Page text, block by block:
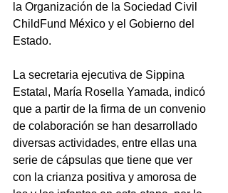
la Organización de la Sociedad Civil
ChildFund México y el Gobierno del
Estado.
La secretaria ejecutiva de Sippina
Estatal, María Rosella Yamada, indicó
que a partir de la firma de un convenio
de colaboración se han desarrollado
diversas actividades, entre ellas una
serie de cápsulas que tiene que ver
con la crianza positiva y amorosa de